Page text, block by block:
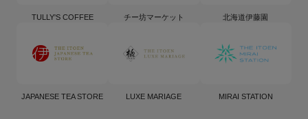
TULLY'S COFFEE チー坊マーケット 北海道伊藤園
JAPANESE TEA STORE LUXE MARIAGE MIRAI STATION